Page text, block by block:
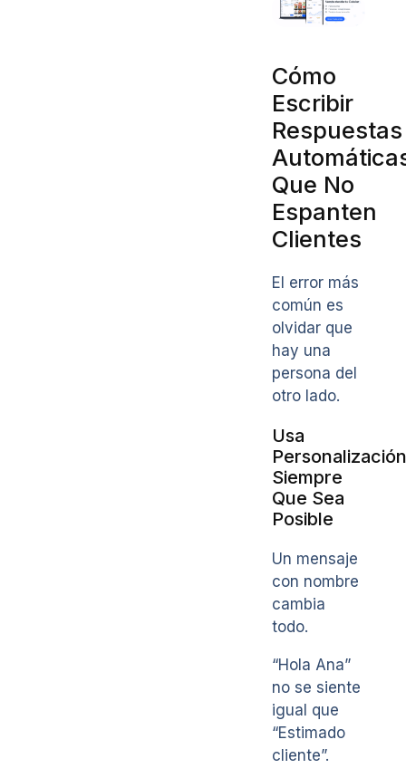
Cómo
Escribir
Respuestas
Que No
Espanten
Clientes
El error más
común es
olvidar que
hay una
persona del
otro lado.
Usa
Personalización
Siempre
Que Sea
Posible
Un mensaje
con nombre
cambia
todo.
“Hola Ana”
no se siente
igual que
“Estimado
cliente”.